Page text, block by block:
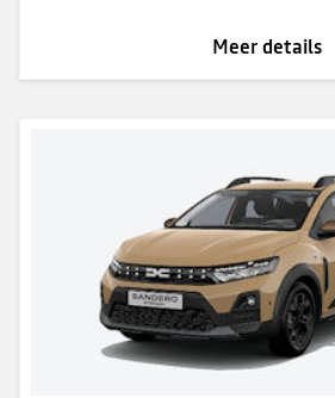
Meer details